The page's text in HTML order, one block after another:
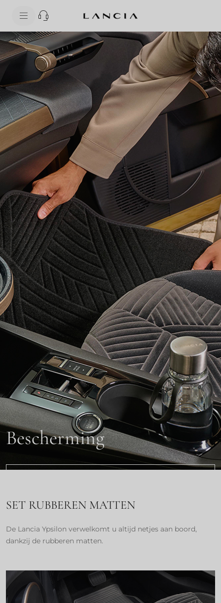
skipToNavigationData
Bescherming
SET RUBBEREN MATTEN
De Lancia Ypsilon verwelkomt u altijd netjes aan boord,
dankzij de rubberen matten.